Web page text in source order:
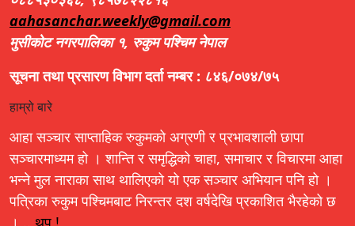
aahasanchar.weekly@gmail.com
मुसीकोट नगरपालिका १, रुकुम पश्चिम नेपाल
सूचना तथा प्रसारण विभाग दर्ता नम्बर : ८४६/०७४/७५
हाम्रो बारे
आहा सञ्चार साप्ताहिक रुकुमको अग्रणी र प्रभावशाली छापा
सञ्चारमाध्यम हो । शान्ति र समृद्धिको चाहा, समाचार र विचारमा आहा
भन्ने मुल नाराका साथ थालिएको यो एक सञ्चार अभियान पनि हो ।
पत्रिका रुकुम पश्चिमबाट निरन्तर दश वर्षदेखि प्रकाशित भैरहेको छ